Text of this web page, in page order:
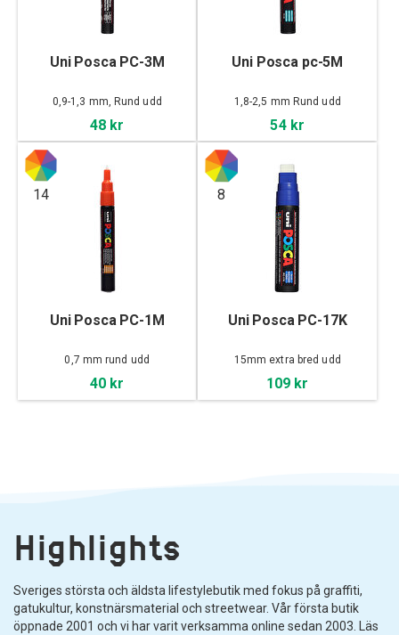
Uni Posca PC-3M
0,9-1,3 mm, Rund udd
48 kr
Uni Posca pc-5M
1,8-2,5 mm Rund udd
54 kr
14
Uni Posca PC-1M
0,7 mm rund udd
40 kr
8
Uni Posca PC-17K
15mm extra bred udd
109 kr
Highlights
Sveriges största och äldsta lifestylebutik med fokus på graffiti,
gatukultur, konstnärsmaterial och streetwear. Vår första butik
öppnade 2001 och vi har varit verksamma online sedan 2003. Läs